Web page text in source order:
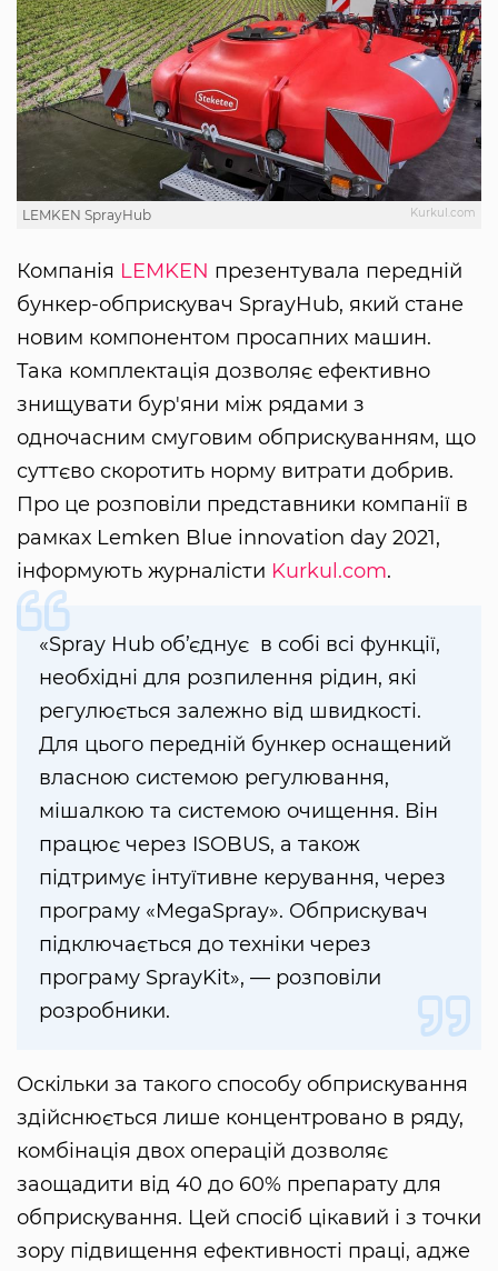
Kurkul.com
LEMKEN SprayHub
Компанія LEMKEN презентувала передній
бункер-обприскувач SprayHub, який стане
новим компонентом просапних машин.
Така комплектація дозволяє ефективно
знищувати бур'яни між рядами з
одночасним смуговим обприскуванням, що
суттєво скоротить норму витрати добрив.
Про це розповіли представники компанії в
рамках Lemken Blue innovation day 2021,
інформують журналісти Kurkul.com.
«Spray Hub об’єднує в собі всі функції,
необхідні для розпилення рідин, які
регулюється залежно від швидкості.
Для цього передній бункер оснащений
власною системою регулювання,
мішалкою та системою очищення. Він
працює через ISOBUS, а також
підтримує інтуїтивне керування, через
програму «MegaSpray». Обприскувач
підключається до техніки через
програму SprayKit», — розповіли
розробники.
Оскільки за такого способу обприскування
здійснюється лише концентровано в ряду,
комбінація двох операцій дозволяє
заощадити від 40 до 60% препарату для
обприскування. Цей спосіб цікавий і з точки
зору підвищення ефективності праці, адже